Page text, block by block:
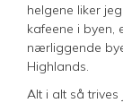
helgene liker
kafeene i byen,
nærliggende
Highlands.
Alt i alt så